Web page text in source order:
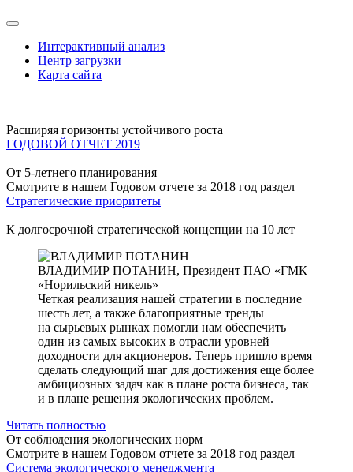
Интерактивный анализ
Центр загрузки
Карта сайта
Расширяя горизонты устойчивого роста
ГОДОВОЙ ОТЧЕТ 2019
От 5-летнего планирования
Смотрите в нашем Годовом отчете за 2018 год раздел
Стратегические приоритеты
К долгосрочной стратегической концепции на 10 лет
ВЛАДИМИР ПОТАНИН, Президент ПАО «ГМК
«Норильский никель»
Четкая реализация нашей стратегии в последние
шесть лет, а также благоприятные тренды
на сырьевых рынках помогли нам обеспечить
один из самых высоких в отрасли уровней
доходности для акционеров. Теперь пришло время
сделать следующий шаг для достижения еще более
амбициозных задач как в плане роста бизнеса, так
и в плане решения экологических проблем.
Читать полностью
От соблюдения экологических норм
Смотрите в нашем Годовом отчете за 2018 год раздел
Система экологического менеджмента